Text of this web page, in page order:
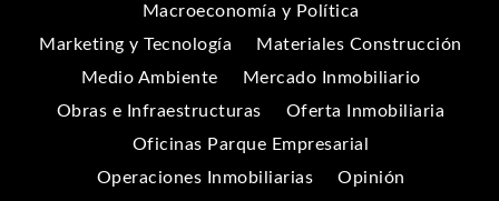
Macroeconomía y Política
Marketing y Tecnología
Materiales Construcción
Medio Ambiente
Mercado Inmobiliario
Obras e Infraestructuras
Oferta Inmobiliaria
Oficinas Parque Empresarial
Operaciones Inmobiliarias
Opinión